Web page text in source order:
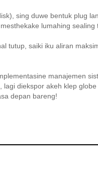
sing duwe bentuk plug
lumahing sealing
tutup, saiki iku aliran
manajemen
diekspor akeh klep
depan bareng!